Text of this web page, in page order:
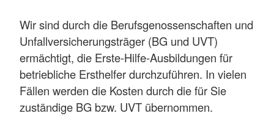
Wir sind durch die Berufsgenossenschaften und
Unfallversicherungsträger (BG und UVT)
ermächtigt, die Erste-Hilfe-Ausbildungen für
betriebliche Ersthelfer durchzuführen. In vielen
Fällen werden die Kosten durch die für Sie
zuständige BG bzw. UVT übernommen.